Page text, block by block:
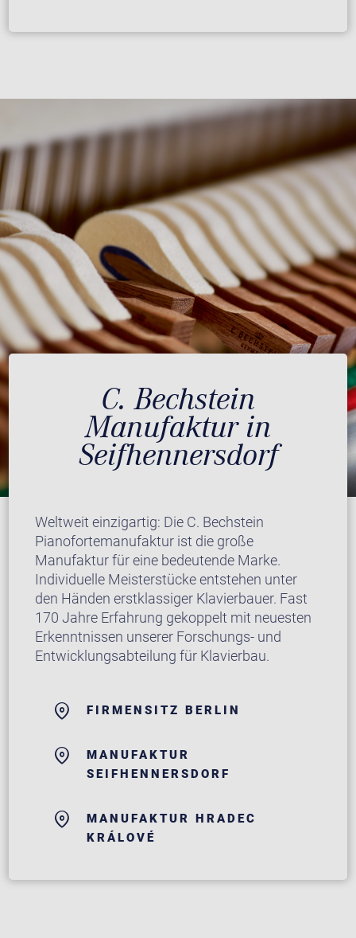
C. Bechstein
Manufaktur in
Seifhennersdorf
Weltweit einzigartig: Die C. Bechstein
Pianofortemanufaktur ist die große
Manufaktur für eine bedeutende Marke.
Individuelle Meisterstücke entstehen unter
den Händen erstklassiger Klavierbauer. Fast
170 Jahre Erfahrung gekoppelt mit neuesten
Erkenntnissen unserer Forschungs- und
Entwicklungsabteilung für Klavierbau.
FIRMENSITZ BERLIN
MANUFAKTUR
SEIFHENNERSDORF
MANUFAKTUR HRADEC
KRÁLOVÉ